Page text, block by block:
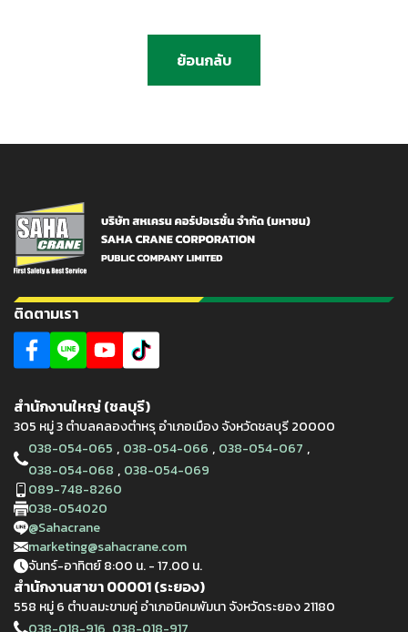
ย้อนกลับ
ติดตามเรา
สำนักงานใหญ่ (ชลบุรี)
305 หมู่ 3 ตำบลคลองตำหรุ อำเภอเมือง จังหวัดชลบุรี 20000
038-054-065 , 038-054-066 , 038-054-067 ,
038-054-068 , 038-054-069
089-748-8260
038-054020
@Sahacrane
marketing@sahacrane.com
จันทร์-อาทิตย์ 8:00 น. - 17.00 น.
สำนักงานสาขา 00001 (ระยอง)
558 หมู่ 6 ตำบลมะขามคู่ อำเภอนิคมพัมนา จังหวัดระยอง 21180